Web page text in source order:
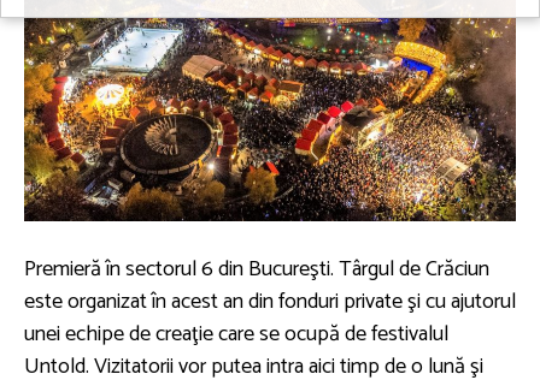
Premieră în sectorul 6 din Bucureşti. Târgul de Crăciun
este organizat în acest an din fonduri private şi cu ajutorul
unei echipe de creaţie care se ocupă de festivalul
Untold. Vizitatorii vor putea intra aici timp de o lună şi